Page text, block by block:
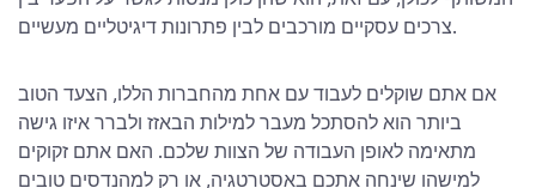
צרכים עסקיים מורכבים לבין פתרונות דיגיטליים מעשיים.
אם אתם שוקלים לעבוד עם אחת מהחברות הללו, הצעד הטוב
ביותר הוא להסתכל מעבר למילות הבאזז ולברר איזו גישה
מתאימה לאופן העבודה של הצוות שלכם. האם אתם זקוקים
למישהו שינחה אתכם באסטרטגיה, או רק למהנדסים טובים